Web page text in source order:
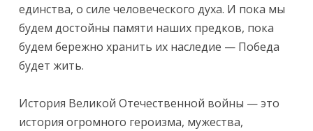
единства, о силе человеческого духа. И пока мы
будем достойны памяти наших предков, пока
будем бережно хранить их наследие — Победа
будет жить.
История Великой Отечественной войны — это
история огромного героизма, мужества,